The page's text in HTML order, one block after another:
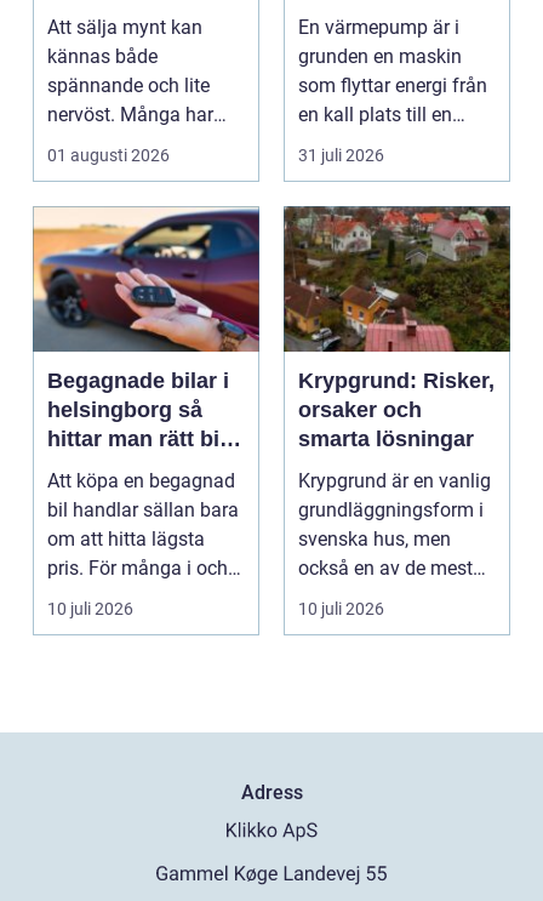
samlingar
Att sälja mynt kan
kännas både
spännande och lite
nervöst. Många har
ärvt mynt, hittat gamla
01 augusti 2026
värmländskt klimat
En värmepump är i
grunden en maskin
som flyttar energi från
en kall plats till en
varm. Den använder...
31 juli 2026
Begagnade bilar i
helsingborg så
hittar man rätt bil
till rätt pris
Att köpa en begagnad
bil handlar sällan bara
om att hitta lägsta
pris. För många i och
runt Helsingb...
10 juli 2026
Krypgrund: Risker,
orsaker och
smarta lösningar
Krypgrund är en vanlig
grundläggningsform i
svenska hus, men
också en av de mest
uts...
10 juli 2026
Adress